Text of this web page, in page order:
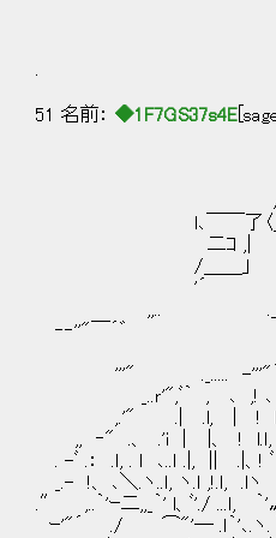
´ﾞﾞ´｀ﾞ｀｀´ﾞ
51 名前： ◆1F7GS37s4E
/´〉,､
l､￣￣了〈_ノ<_/
二ｺ ,| r三'_
/＿＿」 _,,,ﾆｺ
'´ （__,,,-ｰ''
,,..
‐‐''"￣´゛
_,.......-..-‐'"゛
'''" ._..... -'''"｀
_..ｒ'",ﾞ｀ , ､ ,! ､
,.'" .| .l, | ! ｌ . ! .! .
,, ‐" .、 .'i │ |、 ! l.
. -ﾞ .： .ｌ, . ｌ ､..ｌ
_.- !、 ､＼.ヽ..ｌ, ヽ.
.″ ,..｀'ｰ二,,_｀' l、ﾞ'./
ｰ'"´ ./ ⌒"'― .ｌ｀'､.ヽ.